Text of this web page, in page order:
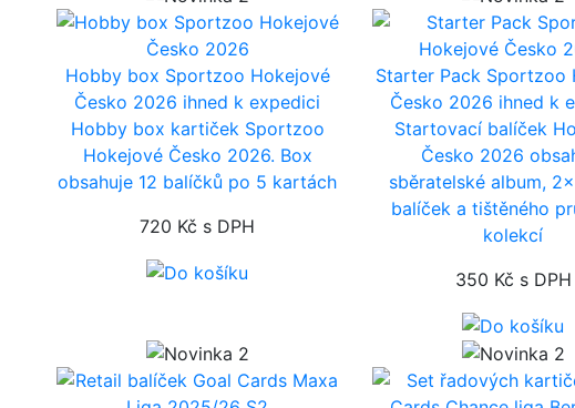
Hobby box Sportzoo Hokejové
Česko 2026 ihned k expedici
Hobby box kartiček Sportzoo
Hokejové Česko 2026. Box
obsahuje 12 balíčků po 5 kartách
720 Kč s DPH
Starter Pack Sportzoo
Česko 2026 ihned k
Startovací balíček
Česko 2026
sběratelské album,
balíček a tištěného
kolekcí
350 Kč s DPH